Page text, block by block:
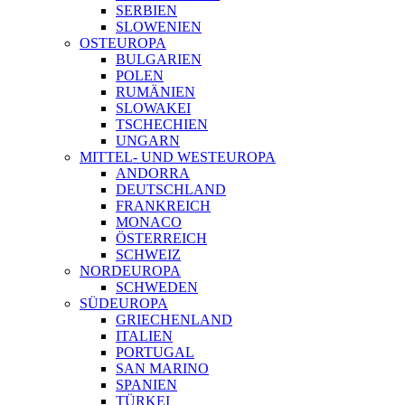
SERBIEN
SLOWENIEN
OSTEUROPA
BULGARIEN
POLEN
RUMÄNIEN
SLOWAKEI
TSCHECHIEN
UNGARN
MITTEL- UND WESTEUROPA
ANDORRA
DEUTSCHLAND
FRANKREICH
MONACO
ÖSTERREICH
SCHWEIZ
NORDEUROPA
SCHWEDEN
SÜDEUROPA
GRIECHENLAND
ITALIEN
PORTUGAL
SAN MARINO
SPANIEN
TÜRKEI